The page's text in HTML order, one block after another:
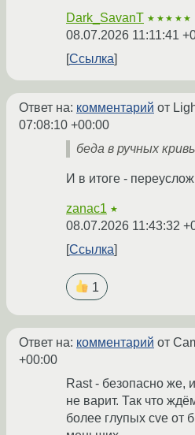
Dark_SavanT ★★★★★
08.07.2026 11:11:41
Ссылка
Ответ на: комментарий от
07:08:10 +00:00
беда в ручных
И в итоге -
zanac1 ★
08.07.2026 11:43:32
Ссылка
1
Ответ на: комментарий от
+00:00
Rast - безопасно же,
не варит. Так что
более глупых cve от